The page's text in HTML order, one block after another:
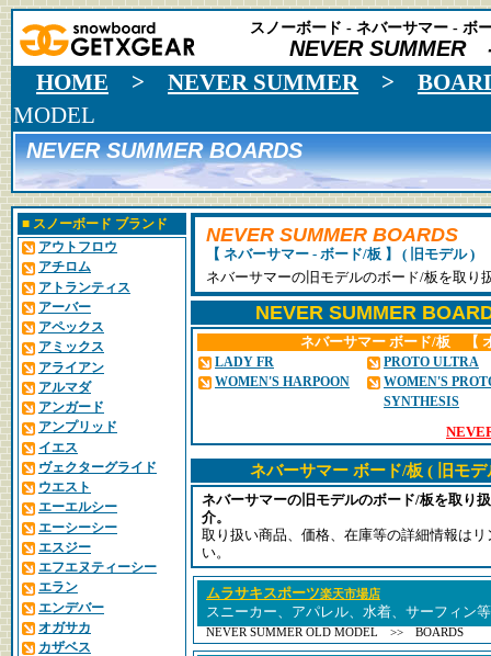
スノーボード - ネバーサマー - ボ
NEVER SUMMER
HOME > NEVER SUMMER>
MODEL
NEVER SUMMER BOARDS
■ スノーボード ブランド
アウトフロウ
アチロム
アトランティス
アーバー
アペックス
アミックス
アライアン
アルマダ
アンガード
アンプリッド
イエス
ヴェクターグライド
ウエスト
エーエルシー
エーシーシー
エスジー
エフエヌティーシー
エラン
エンデバー
オガサカ
カザベス
NEVER SUMMER BOARDS
【 ネバーサマー - ボード/板 】 ( 旧モデル )
ネバーサマーの旧モデルのボード/板を取り
NEVER SUMMER
ネバーサマー ボード/板 【
LADY FR
PROTO ULTRA
WOMEN'S HARPOON
WOMEN'S
SYNTHESIS
ネバーサマー ボード/板 ( 旧モ
ネバーサマーの旧モデルのボード/板を取り
介。
取り扱い商品、価格、在庫等の詳細情報は
い。
ムラサキスポーツ楽天市場店
スニーカー、アパレル、水着、サーフィン
NEVER SUMMER OLD MODEL >> BOARDS